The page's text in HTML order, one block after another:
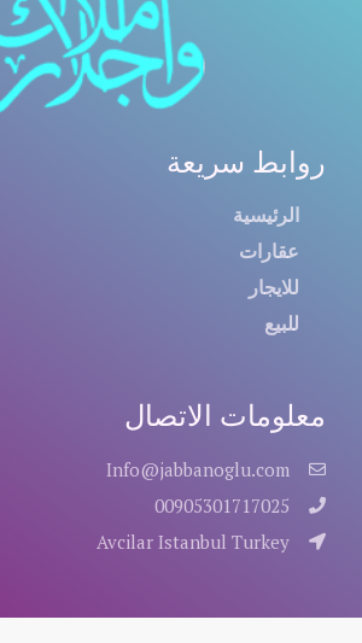
روابط سريعة
الرئيسية
عقارات
للايجار
للبيع
معلومات الاتصال
Info@jabbanoglu.com
00905301717025
Avcilar Istanbul Turkey